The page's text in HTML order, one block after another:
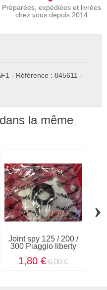
Préparées, expédiées et livrées
chez vous depuis 2014
- Référence : 845611 -
la même
Joint spy 125 / 200 /
300 Piaggio liberty
1,80 € 6,00 €
›